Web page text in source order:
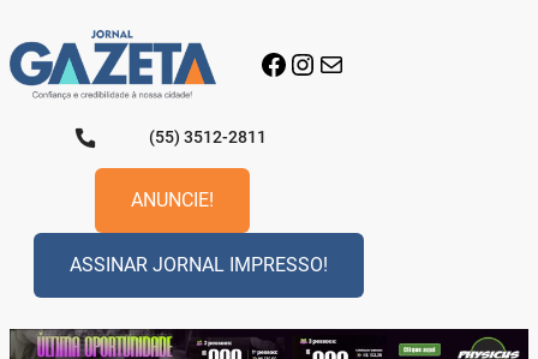
para
o
conteúdo
Facebook
Instagram
E-mail
(55) 3512-2811
ANUNCIE!
ASSINAR JORNAL IMPRESSO!